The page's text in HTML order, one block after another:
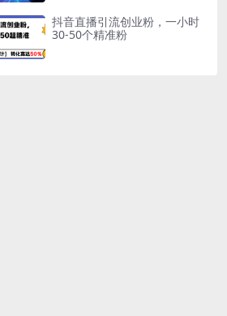
动，设置一次全天自动跑收益
抖音直播引流创业粉，一小时
30-50个精准粉